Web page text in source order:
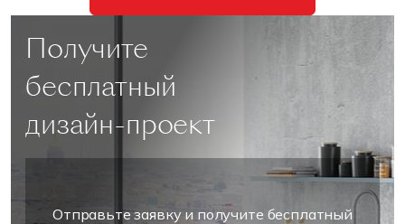
Получите
бесплатный
дизайн-проект
Отправьте заявку и получите бесплатный